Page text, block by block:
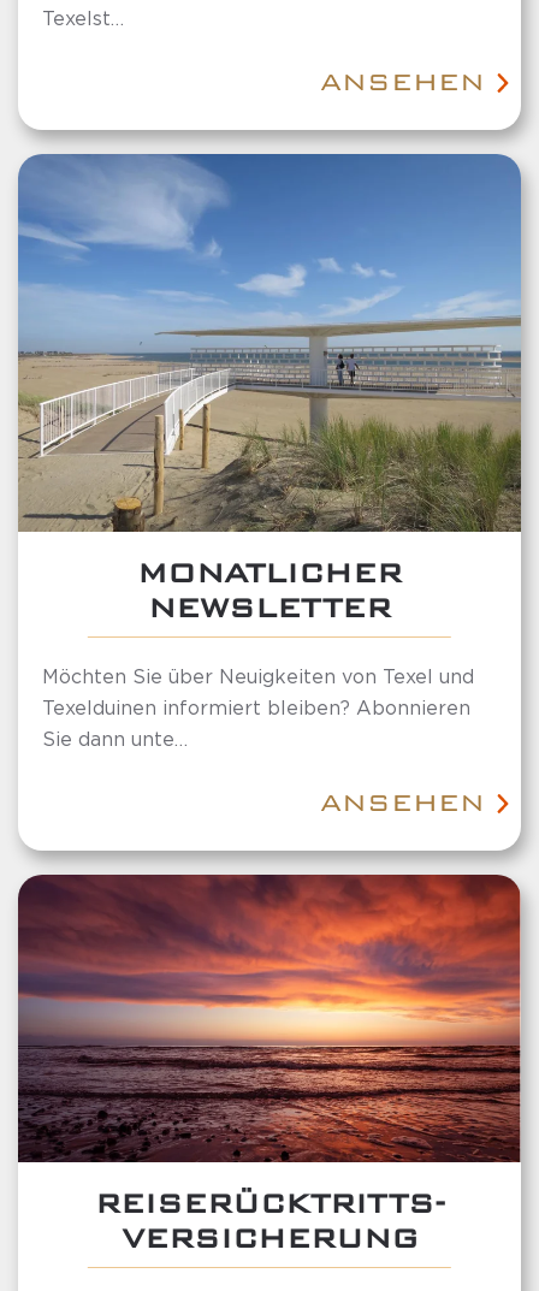
Texelst…
ANSEHEN
MONATLICHER
NEWSLETTER
Möchten Sie über Neuigkeiten von Texel und
Texelduinen informiert bleiben? Abonnieren
Sie dann unte…
ANSEHEN
REISERÜCKTRITTS-
VERSICHERUNG